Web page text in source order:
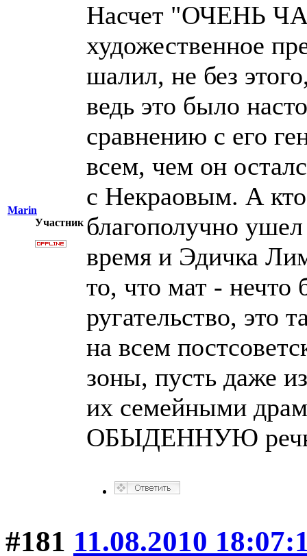
Marin
Участник
Насчет "ОЧЕНЬ
художественное
шалил, не без
ведь это было
сравнению с его
всем, чем он
с Некраовым. А кто
благополучно
время и Эдичка
то, что мат - нечто
ругательство, это
на всем
зоны, пусть даже
их семейными
ОБЫДЕННУЮ речь
#181 11.08.2010